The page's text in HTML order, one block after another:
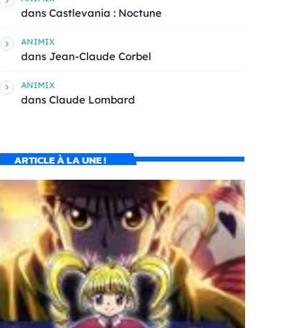
dans Castlevania : Noctune
ANIMIX
dans Jean-Claude Corbel
ANIMIX
dans Claude Lombard
ARTICLE À LA UNE !